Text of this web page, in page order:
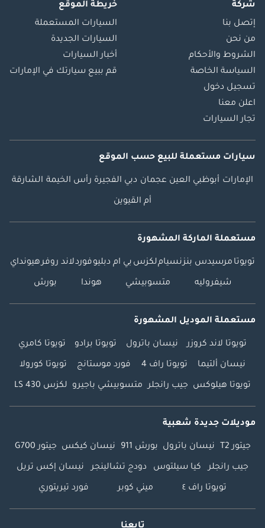
شركة
إتصل بنا
من نحن
الشروط والأحكام
السياسة الخاصة
تسجيل دخول
اعلن معنا
تجار السيارات
خريطة الموقع
السيارات المستعملة
السيارات الجديدة
أخبار السيارات
قم ببيع سيارتك في الإمارات
سيارات مستعملة للبيع حسب الموقع
الإمارات أبوظبي العين عجمان دبي الفجيرة رأس الخيمة الشارقة
أم القيوين
مستعملة الماركة المشهورة
تويوتا مرسيدس بنزنسياملكزس بي ام دبليوفوردلاند روفرهيونداي
شيفروليه متسوبيشي هوندا بورش
مستعملة الموديل المشهورة
تويوتا لاند كروزر نيسان باترول تويوتا برادو تويوتا كامري
نيسان ألتيما تويوتا راف 4 فورد موستانج تويوتا كورولا
تويوتا هيلوكس جيب رانجلر متسوبيشي باجيرو لكزس LS 430
موديلات جديدة شعبية
جيتور T2 نيسان باترول بورش 911 نيسان كيكس جيتور G700
جيب رانجلر كيا سيلتوس دودج تشالينجر نيسان إكس تريل
تويوتا راف ٤ ميني كوبر فورد تيريتوري